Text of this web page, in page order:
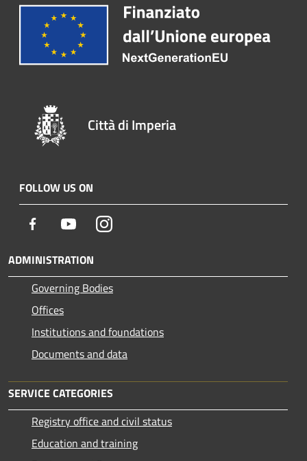
Città di Imperia
FOLLOW US ON
Facebook YoutubeInstagram
ADMINISTRATION
Governing Bodies
Offices
Institutions and foundations
Documents and data
SERVICE CATEGORIES
Registry office and civil status
Education and training